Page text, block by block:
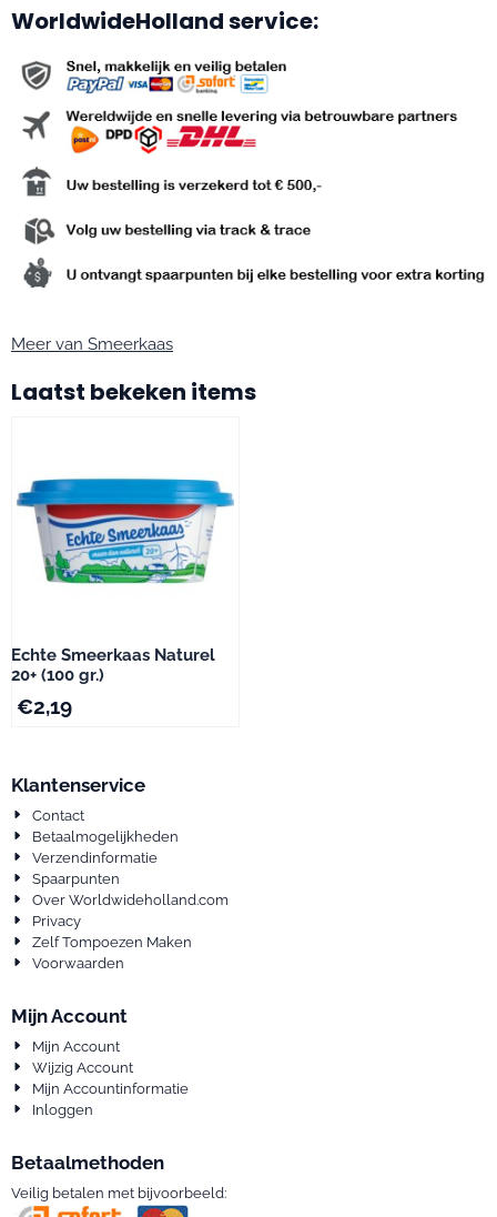
WorldwideHolland service:
Meer van Smeerkaas
Laatst bekeken items
Echte Smeerkaas Naturel
20+ (100 gr.)
€2,19
Klantenservice
Contact
Betaalmogelijkheden
Verzendinformatie
Spaarpunten
Over Worldwideholland.com
Privacy
Zelf Tompoezen Maken
Voorwaarden
Mijn Account
Mijn Account
Wijzig Account
Mijn Accountinformatie
Inloggen
Betaalmethoden
Veilig betalen met bijvoorbeeld: